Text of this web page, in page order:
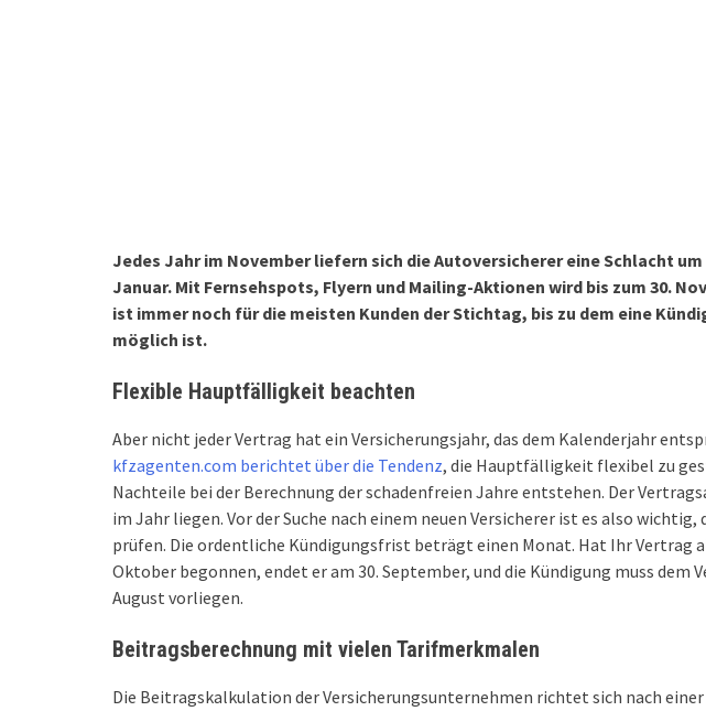
Jedes Jahr im November liefern sich die Autoversicherer eine Schlacht
Januar. Mit Fernsehspots, Flyern und Mailing-Aktionen wird bis zum 30.
ist immer noch für die meisten Kunden der Stichtag, bis zu dem eine
möglich ist.
Flexible Hauptfälligkeit beachten
Aber nicht jeder Vertrag hat ein Versicherungsjahr, das dem Kalenderjahr
kfzagenten.com berichtet über die Tendenz, die Hauptfälligkeit flexibel zu
Nachteile bei der Berechnung der schadenfreien Jahre entstehen. Der
im Jahr liegen. Vor der Suche nach einem neuen Versicherer ist es also wichtig,
prüfen. Die ordentliche Kündigungsfrist beträgt einen Monat. Hat Ihr Vertrag
Oktober begonnen, endet er am 30. September, und die Kündigung muss dem
August vorliegen.
Beitragsberechnung mit vielen Tarifmerkmalen
Die Beitragskalkulation der Versicherungsunternehmen richtet sich nach